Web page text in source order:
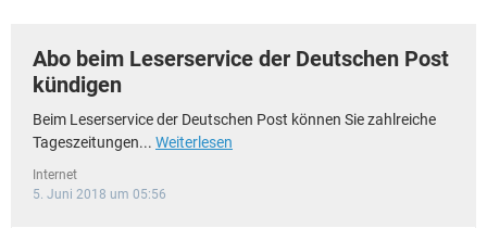
Abo beim Leserservice der Deutschen Post
kündigen
Beim Leserservice der Deutschen Post können Sie zahlreiche
Tageszeitungen... Weiterlesen
Internet
5. Juni 2018 um 05:56